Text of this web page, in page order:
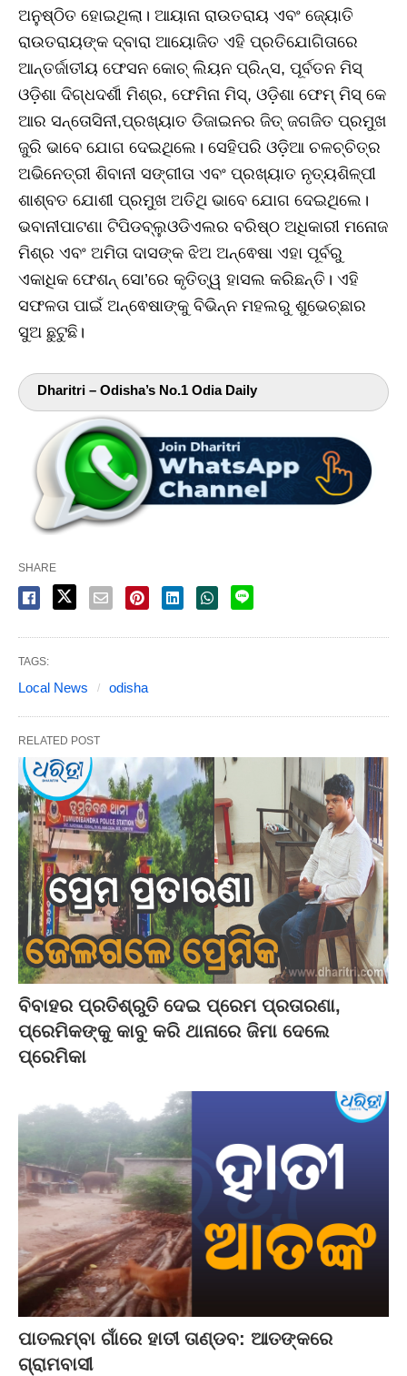
ଅନୁଷ୍ଠିତ ହୋଇଥିଲା। ଆୟାନା ରାଉତରାୟ ଏବଂ ଜ୍ୟୋତି
ରାଉତରାୟଙ୍କ ଦ୍ବାରା ଆୟୋଜିତ ଏହି ପ୍ରତିଯୋଗିତାରେ
ଆନ୍ତର୍ଜାତୀୟ ଫେସନ କୋଚ୍ ଲିୟନ ପ୍ରିନ୍ସ, ପୂର୍ବତନ ମିସ୍
ଓଡ଼ିଶା ଦିଗ୍ଧଦର୍ଶୀ ମିଶ୍ର, ଫେମିନା ମିସ୍, ଓଡ଼ିଶା ଫେମ୍ ମିସ୍ କେ
ଆର ସନ୍ତୋସିନୀ,ପ୍ରଖ୍ୟାତ ଡିଜାଇନର ଜିତ୍ ଜଗଜିତ ପ୍ରମୁଖ
ଜୁରି ଭାବେ ଯୋଗ ଦେଇଥିଲେ। ସେହିପରି ଓଡ଼ିଆ ଚଳଚ୍ଚିତ୍ର
ଅଭିନେତ୍ରୀ ଶିବାନୀ ସଙ୍ଗୀତା ଏବଂ ପ୍ରଖ୍ୟାତ ନୃତ୍ୟଶିଳ୍ପୀ
ଶାଶ୍ବତ ଯୋଶୀ ପ୍ରମୁଖ ଅତିଥି ଭାବେ ଯୋଗ ଦେଇଥିଲେ।
ଭବାନୀପାଟଣା ଟିପିଡବ୍ଲୁଓଡିଏଲର ବରିଷ୍ଠ ଅଧିକାରୀ ମନୋଜ
ମିଶ୍ର ଏବଂ ଅମିତା ଦାସଙ୍କ ଝିଅ ଅନ୍ଵେଷା ଏହା ପୂର୍ବରୁ
ଏକାଧିକ ଫେଶନ୍ ସୋ’ରେ କୃତିତ୍ୱ ହାସଲ କରିଛନ୍ତି। ଏହି
ସଫଳତା ପାଇଁ ଅନ୍ଵେଷାଙ୍କୁ ବିଭିନ୍ନ ମହଲରୁ ଶୁଭେଚ୍ଛାର
ସୁଅ ଛୁଟୁଛି।
Dharitri – Odisha’s No.1 Odia Daily
SHARE
TAGS:
Local News odisha
RELATED POST
ବିବାହର ପ୍ରତିଶ୍ରୁତି ଦେଇ ପ୍ରେମ ପ୍ରତାରଣା,
ପ୍ରେମିକଙ୍କୁ କାବୁ କରି ଥାନାରେ ଜିମା ଦେଲେ
ପ୍ରେମିକା
ପାତଲମ୍ବା ଗାଁରେ ହାତୀ ତାଣ୍ଡବ: ଆତଙ୍କରେ
ଗ୍ରାମବାସୀ